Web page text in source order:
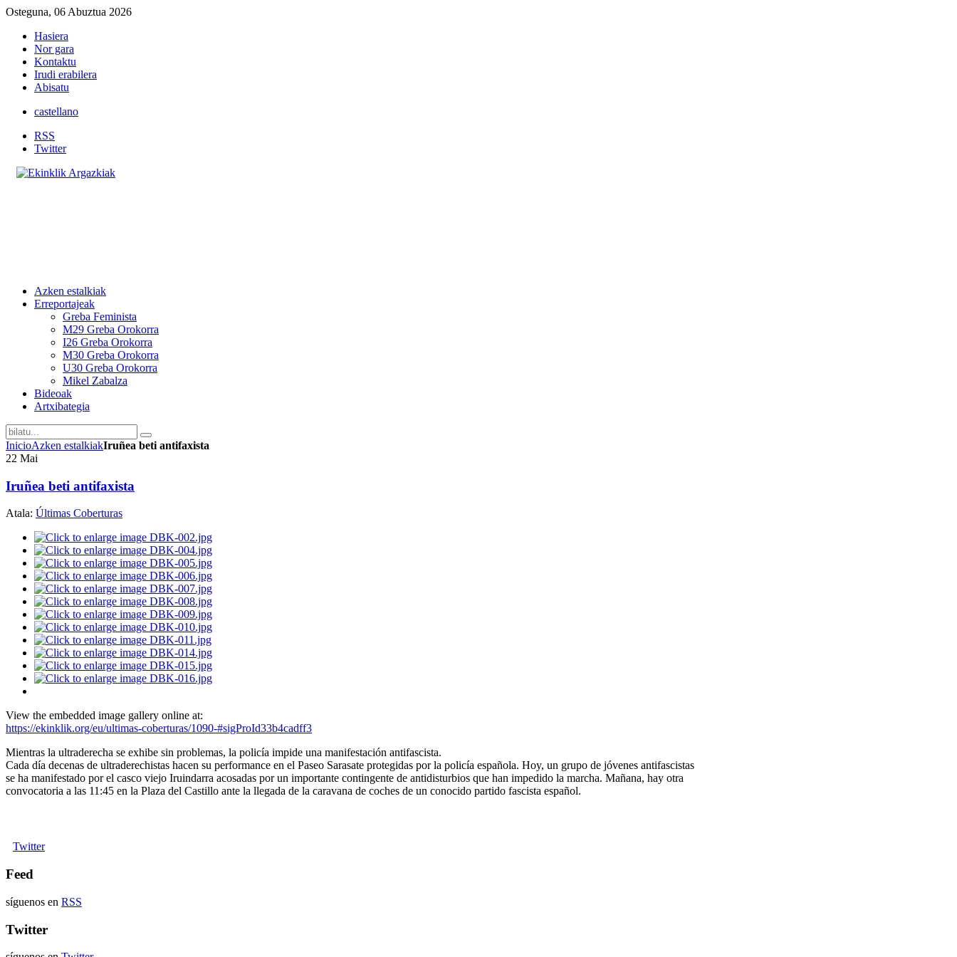
Osteguna, 06 Abuztua 2026
Hasiera
Nor gara
Kontaktu
Irudi erabilera
Abisatu
castellano
RSS
Twitter
Azken estalkiak
Erreportajeak
Greba Feminista
M29 Greba Orokorra
I26 Greba Orokorra
M30 Greba Orokorra
U30 Greba Orokorra
Mikel Zabalza
Bideoak
Artxibategia
InicioAzken estalkiakIruñea beti antifaxista
22 Mai
Iruñea beti antifaxista
Atala: Últimas Coberturas
View the embedded image gallery online at:
https://ekinklik.org/eu/ultimas-coberturas/1090-#sigProId33b4cadff3
Mientras la ultraderecha se exhibe sin problemas, la policía impide una manifestación antifascista.
Cada día decenas de ultraderechistas hacen su performance en el Paseo Sarasate protegidas por la policía española. Hoy, un grupo de jóvenes antifascistas
se ha manifestado por el casco viejo Iruindarra acosadas por un importante contingente de antidisturbios que han impedido la marcha. Mañana, hay otra
convocatoria a las 11:45 en la Plaza del Castillo ante la llegada de la caravana de coches de un conocido partido fascista español.
Twitter
Feed
síguenos en RSS
Twitter